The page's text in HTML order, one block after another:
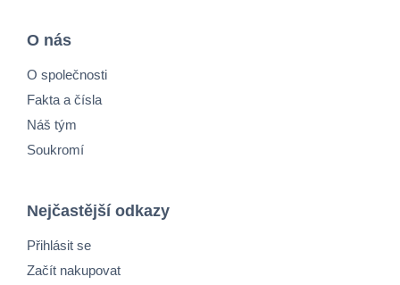
O nás
O společnosti
Fakta a čísla
Náš tým
Soukromí
Nejčastější odkazy
Přihlásit se
Začít nakupovat